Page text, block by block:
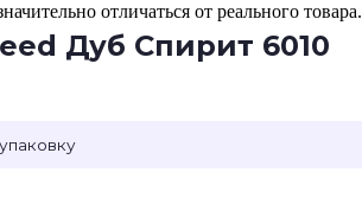
отличаться от реального товара.
Дуб Спирит 6010